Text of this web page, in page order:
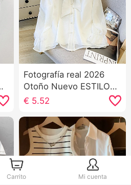
Fotografía real 2026
Otoño Nuevo ESTILO
OCCIDENTAL Moda
Color Chifón Manga
Larga Camisa Top
Mujer Lazo
€ 5.52
Carrito Mi cuenta